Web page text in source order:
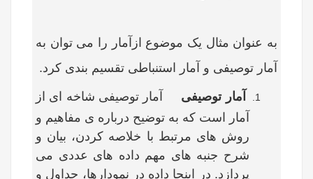
به عنوان مثال یک موضوع ازآمار را می توان به
آمار توصیفی و آمار استنباطی تقسیم بندی کرد.
آمار توصیفی آمار توصیفی شاخه ای از
آمار است که به توضیح درباره ی مفاهیم و
روش های مرتبط با خلاصه کردن، بیان و
شرح جنبه های مهم داده های عددی می
پردازد. در اینجا داده در نمودارها، جداول و